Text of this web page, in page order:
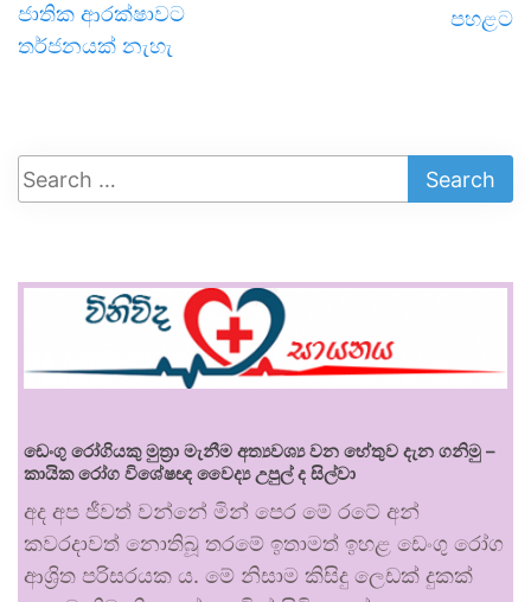
ජාතික ආරක්ෂාවට
තර්ජනයක් නැහැ
පහළට
ඩෙංගු රෝගියකු ⁣මුත්‍රා මැනීම අත්‍යවශ්‍ය වන හේතුව දැන ගනිමු –
කායික රෝග විශේෂඥ වෛද්‍ය උපුල් ද සිල්වා
අද අප ජීවත් වන්නේ මින් පෙර මේ රටේ අන්
කවරදාවත් නොතිබූ තරමේ ඉතාමත් ඉහළ ඩෙංගු රෝග
ආශ්‍රිත පරිසරයක ය. මේ නිසාම කිසිදු ලෙඩක් දුකක්